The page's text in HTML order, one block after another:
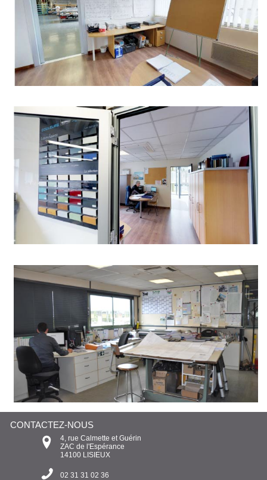
CONTACTEZ-NOUS
4, rue Calmette et Guérin
ZAC de l'Espérance
14100 LISIEUX
02 31 31 02 36